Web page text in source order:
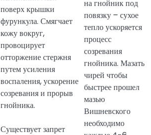
поверх крышки
фурункула. Смягчает
кожу вокруг,
провоцирует
отторжение стержня
путем усиления
воспаления, ускорение
созревания и прорыв
гнойника.
Существует запрет
на гнойник под
повязку – сухое
тепло ускоряется
процесс
созревания
гнойника. Мазать
чирей чтобы
быстрее прошел
мазью
Вишневского
необходимо